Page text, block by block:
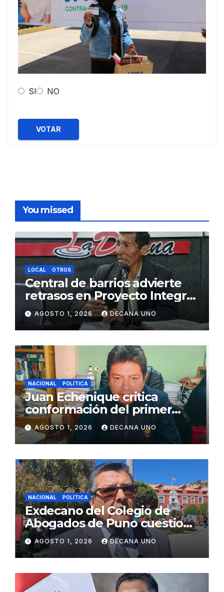
SI NO
VOTAR
You missed
LOCAL OTROS
Central de barrios advierte
retrasos en Proyecto Integral
de Agua y Alcantarillado para
Juliaca
AGOSTO 1, 2026 DECANA UNO
NACIONAL POLÍTICA
Juan Echenique critica
conformación del primer
gabinete ministerial de Keiko
Fujimori
AGOSTO 1, 2026 DECANA UNO
NACIONAL POLÍTICA
Exdecano del Colegio de
Abogados de Puno cuestiona
propuestas sobre seguridad
ciudadana
AGOSTO 1, 2026 DECANA UNO